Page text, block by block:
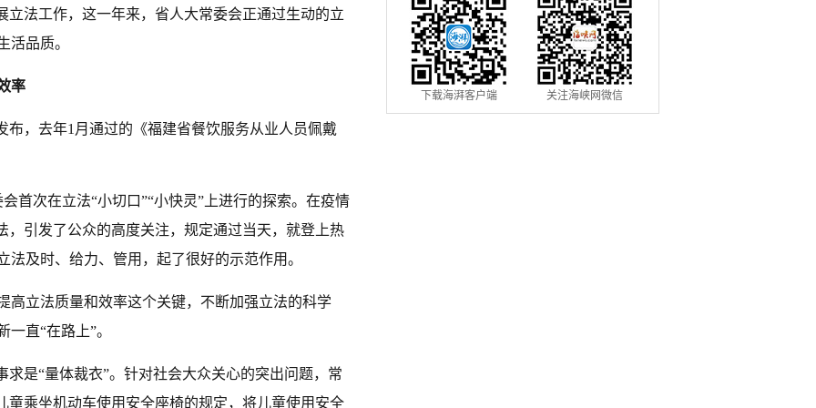
立法工作，这一年来，省人大常委会正通过生动的立
活品质。
率
布，去年1月通过的《福建省餐饮服务从业人员佩戴
首次在立法“小切口”“小快灵”上进行的探索。在疫情
，引发了公众的高度关注，规定通过当天，就登上热
法及时、给力、管用，起了很好的示范作用。
高立法质量和效率这个关键，不断加强立法的科学
直“在路上”。
求是“量体裁衣”。针对社会大众关心的突出问题，常
童乘坐机动车使用安全座椅的规定，将儿童使用安全
下载海湃客户端 关注海峡网微信